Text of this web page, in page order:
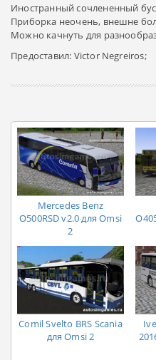
Иностранный сочлененный
Приборка неочень, внешне
Можно качнуть для
Предоставил: Victor Negreiros;
Mercedes Benz
O500RSD v2.0 для Omsi
2
Comil Svelto BRS Scania
для Omsi 2